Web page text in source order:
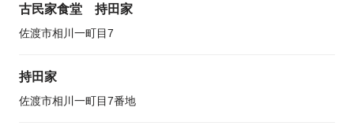
古民家食堂 持田家
佐渡市相川一町目7
持田家
佐渡市相川一町目7番地